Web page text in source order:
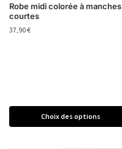
Robe midi colorée à manches
courtes
37,90€
Choix des options